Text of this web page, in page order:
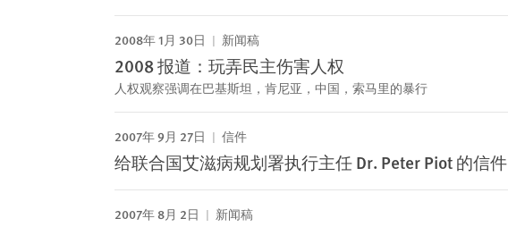
2008年 1月 30日 新闻稿
2008 报道：玩弄民主伤害人权
人权观察强调在巴基斯坦，肯尼亚，中国，索马里的暴行
2007年 9月 27日 信件
给联合国艾滋病规划署执行主任 Dr. Peter Piot 的信件
2007年 8月 2日 新闻稿